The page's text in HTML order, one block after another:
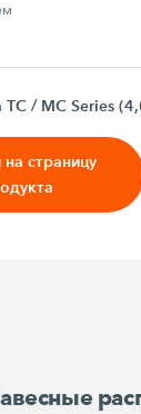
/ MC Series
страницу